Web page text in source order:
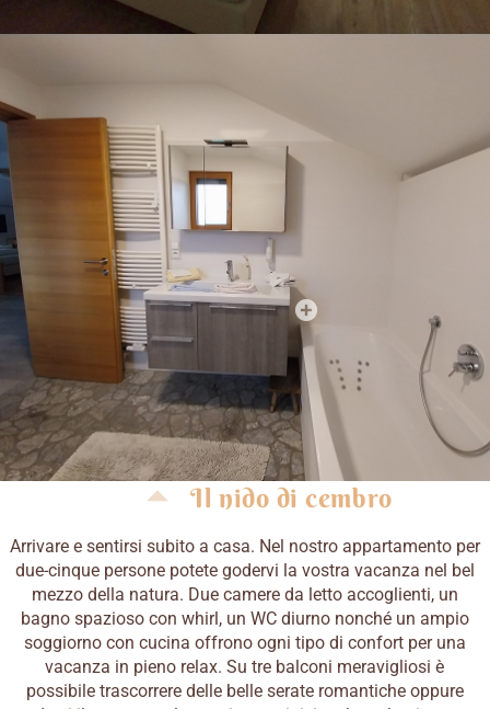
Il nido di cembro
Arrivare e sentirsi subito a casa. Nel nostro appartamento per
due-cinque persone potete godervi la vostra vacanza nel bel
mezzo della natura. Due camere da letto accoglienti, un
bagno spazioso con whirl, un WC diurno nonché un ampio
soggiorno con cucina offrono ogni tipo di confort per una
vacanza in pieno relax. Su tre balconi meravigliosi è
possibile trascorrere delle belle serate romantiche oppure